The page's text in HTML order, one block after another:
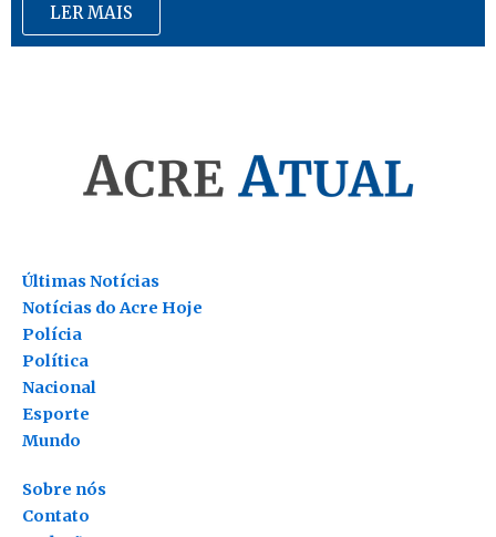
LER MAIS
Últimas Notícias
Notícias do Acre Hoje
Polícia
Política
Nacional
Esporte
Mundo
Contato
Sobre nós